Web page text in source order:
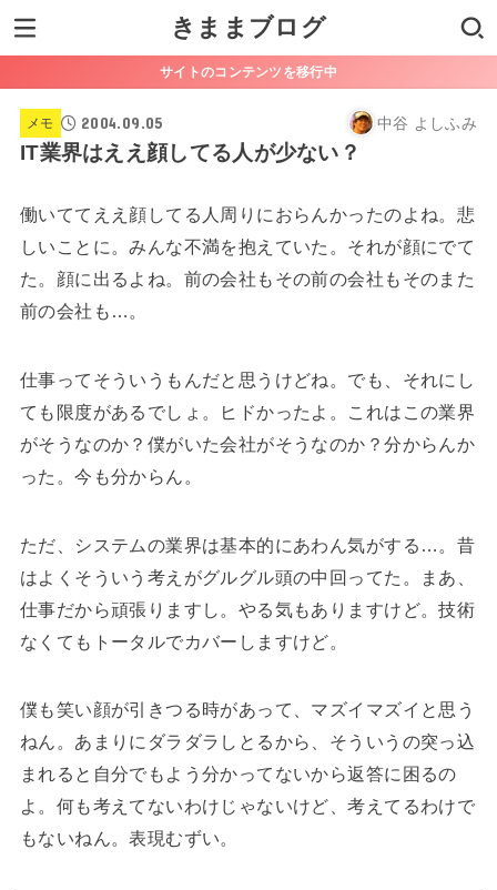
きままブログ
サイトのコンテンツを移行中
メモ 2004.09.05 中谷 よしふみ
IT業界はええ顔してる人が少ない？
働いててええ顔してる人周りにおらんかったのよね。悲
しいことに。みんな不満を抱えていた。それが顔にでて
た。顔に出るよね。前の会社もその前の会社もそのまた
前の会社も…。
仕事ってそういうもんだと思うけどね。でも、それにし
ても限度があるでしょ。ヒドかったよ。これはこの業界
がそうなのか？僕がいた会社がそうなのか？分からんか
った。今も分からん。
ただ、システムの業界は基本的にあわん気がする…。昔
はよくそういう考えがグルグル頭の中回ってた。まあ、
仕事だから頑張りますし。やる気もありますけど。技術
なくてもトータルでカバーしますけど。
僕も笑い顔が引きつる時があって、マズイマズイと思う
ねん。あまりにダラダラしとるから、そういうの突っ込
まれると自分でもよう分かってないから返答に困るの
よ。何も考えてないわけじゃないけど、考えてるわけで
もないねん。表現むずい。